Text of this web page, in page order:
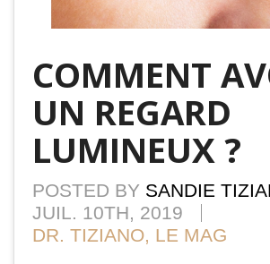
COMMENT
UN REGARD
LUMINEUX ?
POSTED BY SANDIE
JUIL. 10TH, 2019
DR. TIZIANO, LE MAG